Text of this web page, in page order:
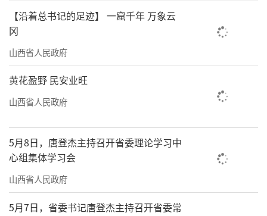
【沿着总书记的足迹】 一窟千年 万象云
冈
山西省人民政府
黄花盈野 民安业旺
山西省人民政府
5月8日，唐登杰主持召开省委理论学习中
心组集体学习会
山西省人民政府
5月7日，省委书记唐登杰主持召开省委常